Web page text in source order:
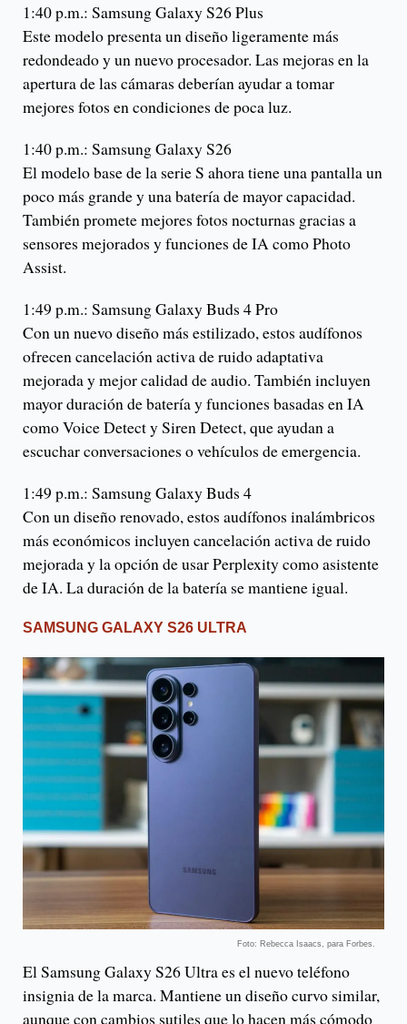
1:40 p.m.: Samsung Galaxy S26 Plus
Este modelo presenta un diseño ligeramente más
redondeado y un nuevo procesador. Las mejoras en la
apertura de las cámaras deberían ayudar a tomar
mejores fotos en condiciones de poca luz.
1:40 p.m.: Samsung Galaxy S26
El modelo base de la serie S ahora tiene una pantalla un
poco más grande y una batería de mayor capacidad.
También promete mejores fotos nocturnas gracias a
sensores mejorados y funciones de IA como Photo
Assist.
1:49 p.m.: Samsung Galaxy Buds 4 Pro
Con un nuevo diseño más estilizado, estos audífonos
ofrecen cancelación activa de ruido adaptativa
mejorada y mejor calidad de audio. También incluyen
mayor duración de batería y funciones basadas en IA
como Voice Detect y Siren Detect, que ayudan a
escuchar conversaciones o vehículos de emergencia.
1:49 p.m.: Samsung Galaxy Buds 4
Con un diseño renovado, estos audífonos inalámbricos
más económicos incluyen cancelación activa de ruido
mejorada y la opción de usar Perplexity como asistente
de IA. La duración de la batería se mantiene igual.
SAMSUNG GALAXY S26 ULTRA
Foto: Rebecca Isaacs, para Forbes.
El Samsung Galaxy S26 Ultra es el nuevo teléfono
insignia de la marca. Mantiene un diseño curvo similar,
aunque con cambios sutiles que lo hacen más cómodo